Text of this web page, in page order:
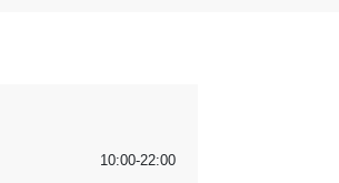
10:00-22:00